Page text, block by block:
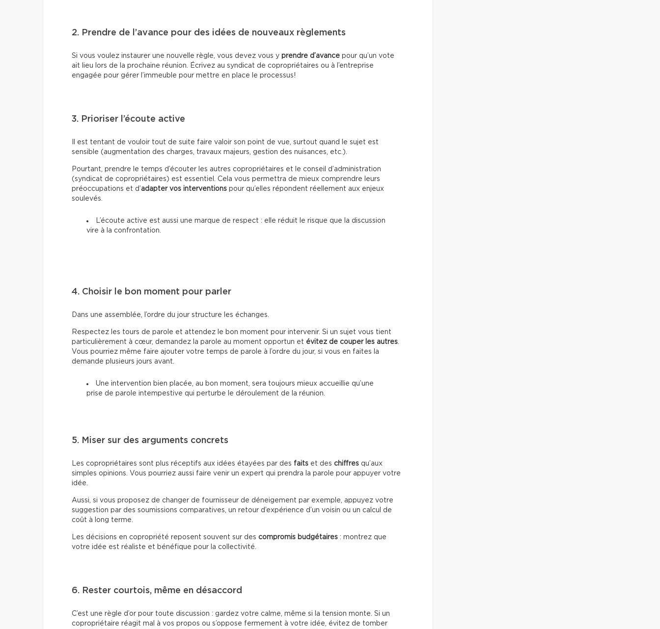
2. Prendre de l’avance pour des idées de nouveaux règlements
Si vous voulez instaurer une nouvelle règle, vous devez vous y prendre d’avance pour qu’un vote
ait lieu lors de la prochaine réunion. Écrivez au syndicat de copropriétaires ou à l’entreprise
engagée pour gérer l’immeuble pour mettre en place le processus!
3. Prioriser l’écoute active
Il est tentant de vouloir tout de suite faire valoir son point de vue, surtout quand le sujet est
sensible (augmentation des charges, travaux majeurs, gestion des nuisances, etc.).
Pourtant, prendre le temps d’écouter les autres copropriétaires et le conseil d’administration
(syndicat de copropriétaires) est essentiel. Cela vous permettra de mieux comprendre leurs
préoccupations et d’adapter vos interventions pour qu’elles répondent réellement aux enjeux
soulevés.
L’écoute active est aussi une marque de respect : elle réduit le risque que la discussion
vire à la confrontation.
4. Choisir le bon moment pour parler
Dans une assemblée, l’ordre du jour structure les échanges.
Respectez les tours de parole et attendez le bon moment pour intervenir. Si un sujet vous tient
particulièrement à cœur, demandez la parole au moment opportun et évitez de couper les autres.
Vous pourriez même faire ajouter votre temps de parole à l’ordre du jour, si vous en faites la
demande plusieurs jours avant.
Une intervention bien placée, au bon moment, sera toujours mieux accueillie qu’une
prise de parole intempestive qui perturbe le déroulement de la réunion.
5. Miser sur des arguments concrets
Les copropriétaires sont plus réceptifs aux idées étayées par des faits et des chiffres qu’aux
simples opinions. Vous pourriez aussi faire venir un expert qui prendra la parole pour appuyer votre
idée.
Aussi, si vous proposez de changer de fournisseur de déneigement par exemple, appuyez votre
suggestion par des soumissions comparatives, un retour d’expérience d’un voisin ou un calcul de
coût à long terme.
Les décisions en copropriété reposent souvent sur des compromis budgétaires : montrez que
votre idée est réaliste et bénéfique pour la collectivité.
6. Rester courtois, même en désaccord
C’est une règle d’or pour toute discussion : gardez votre calme, même si la tension monte. Si un
copropriétaire réagit mal à vos propos ou s’oppose fermement à votre idée, évitez de tomber